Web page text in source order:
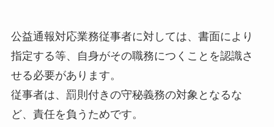
公益通報対応業務従事者に対しては、書面により
指定する等、自身がその職務につくことを認識さ
せる必要があります。
従事者は、罰則付きの守秘義務の対象となるな
ど、責任を負うためです。